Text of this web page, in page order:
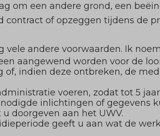
om een andere grond, een
contract of opzeggen tijdens de
vele andere voorwaarden. Ik
aangewend worden voor de
of, indien deze ontbreken, de
voeren, zodat tot 5
inlichtingen of gegevens
doorgeven aan het UWV.
geeft u aan wat de